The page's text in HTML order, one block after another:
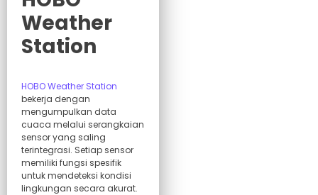
Weather
Station
HOBO Weather Station
bekerja dengan
mengumpulkan data
cuaca melalui serangkaian
sensor yang saling
terintegrasi. Setiap sensor
memiliki fungsi spesifik
untuk mendeteksi kondisi
lingkungan secara akurat.